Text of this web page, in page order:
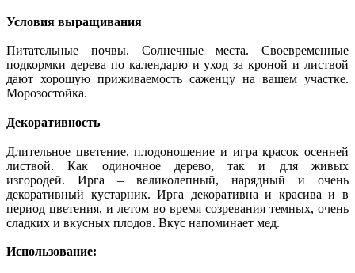
Условия выращивания
Питательные почвы. Солнечные места. Своевременные
подкормки дерева по календарю и уход за кроной и листвой
дают хорошую приживаемость саженцу на вашем участке.
Морозостойка.
Декоративность
Длительное цветение, плодоношение и игра красок осенней
листвой. Как одиночное дерево, так и для живых
изгородей. Ирга – великолепный, нарядный и очень
декоративный кустарник. Ирга декоративна и красива и в
период цветения, и летом во время созревания темных, очень
сладких и вкусных плодов. Вкус напоминает мед.
Использование: